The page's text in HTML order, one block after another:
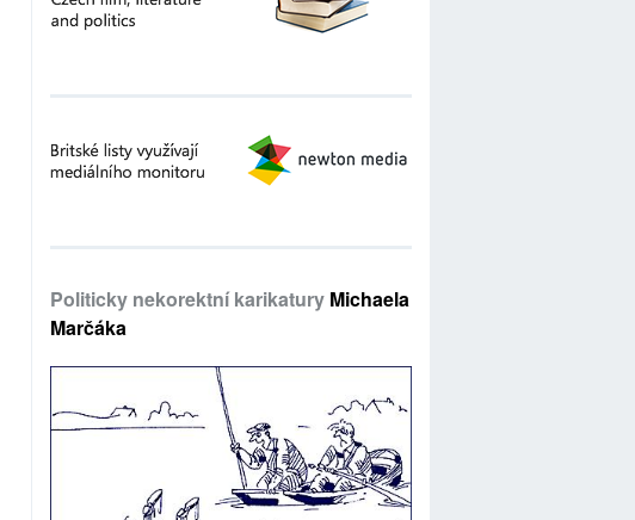
Politicky nekorektní karikatury Michaela
Marčáka